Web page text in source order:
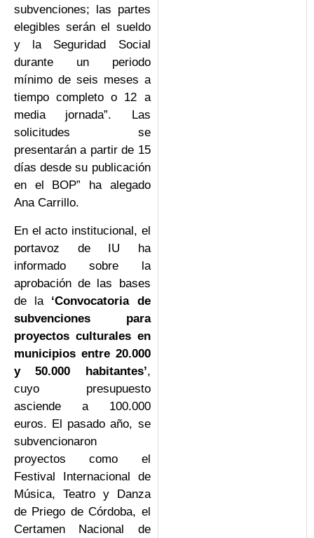
subvenciones; las partes
elegibles serán el sueldo
y la Seguridad Social
durante un periodo
mínimo de seis meses a
tiempo completo o 12 a
media jornada”. Las
solicitudes se
presentarán a partir de 15
días desde su publicación
en el BOP” ha alegado
Ana Carrillo.
En el acto institucional, el
portavoz de IU ha
informado sobre la
aprobación de las bases
de la ‘Convocatoria de
subvenciones para
proyectos culturales en
municipios entre 20.000
y 50.000 habitantes’,
cuyo presupuesto
asciende a 100.000
euros. El pasado año, se
subvencionaron
proyectos como el
Festival Internacional de
Música, Teatro y Danza
de Priego de Córdoba, el
Certamen Nacional de